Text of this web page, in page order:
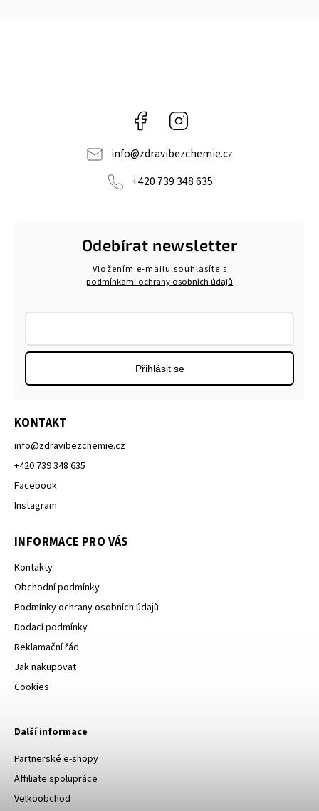
Facebook
info@zdravibezchemie.cz
+420 739 348 635
KONTAKT
info@zdravibezchemie.cz
+420 739 348 635
Facebook
Instagram
INFORMACE PRO VÁS
Kontakty
Obchodní podmínky
Podmínky ochrany osobních údajů
Dodací podmínky
Reklamační řád
Jak nakupovat
Cookies
Odebírat newsletter
Vložením e-mailu souhlasíte s
podmínkami ochrany osobních údajů
Přihlásit se
Další informace
Partnerské e-shopy
Affiliate spolupráce
Velkoobchod